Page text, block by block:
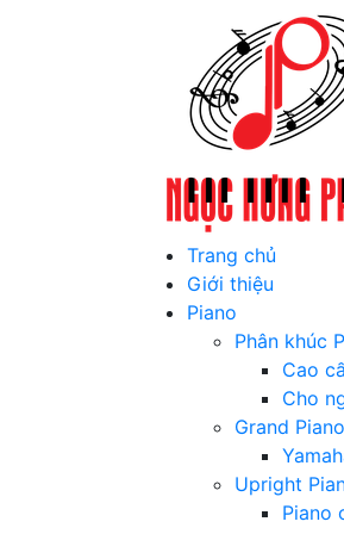
Trang chủ
Giới thiệu
Piano
Phân khúc
Cao
Cho
Grand Piano
Upright
Piano